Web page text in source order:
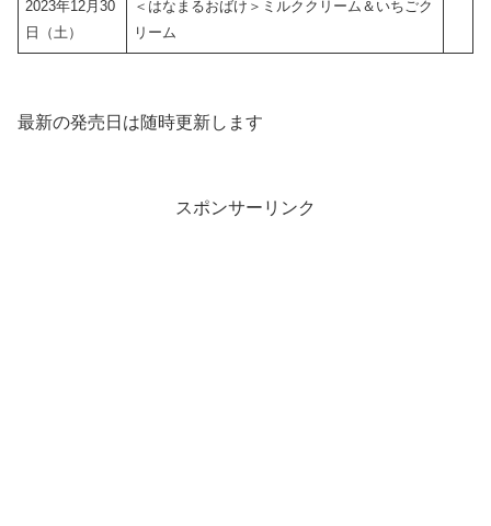
2023年12月30
日（土）
＜はなまるおばけ＞ミルククリーム＆いちごク
リーム
最新の発売日は随時更新します
スポンサーリンク